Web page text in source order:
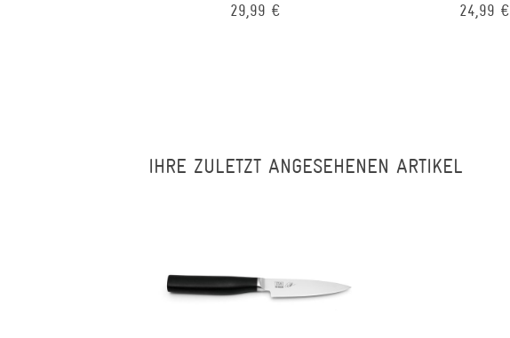
29,99 €
24,99 €
IHRE ZULETZT ANGESEHENEN ARTIKEL